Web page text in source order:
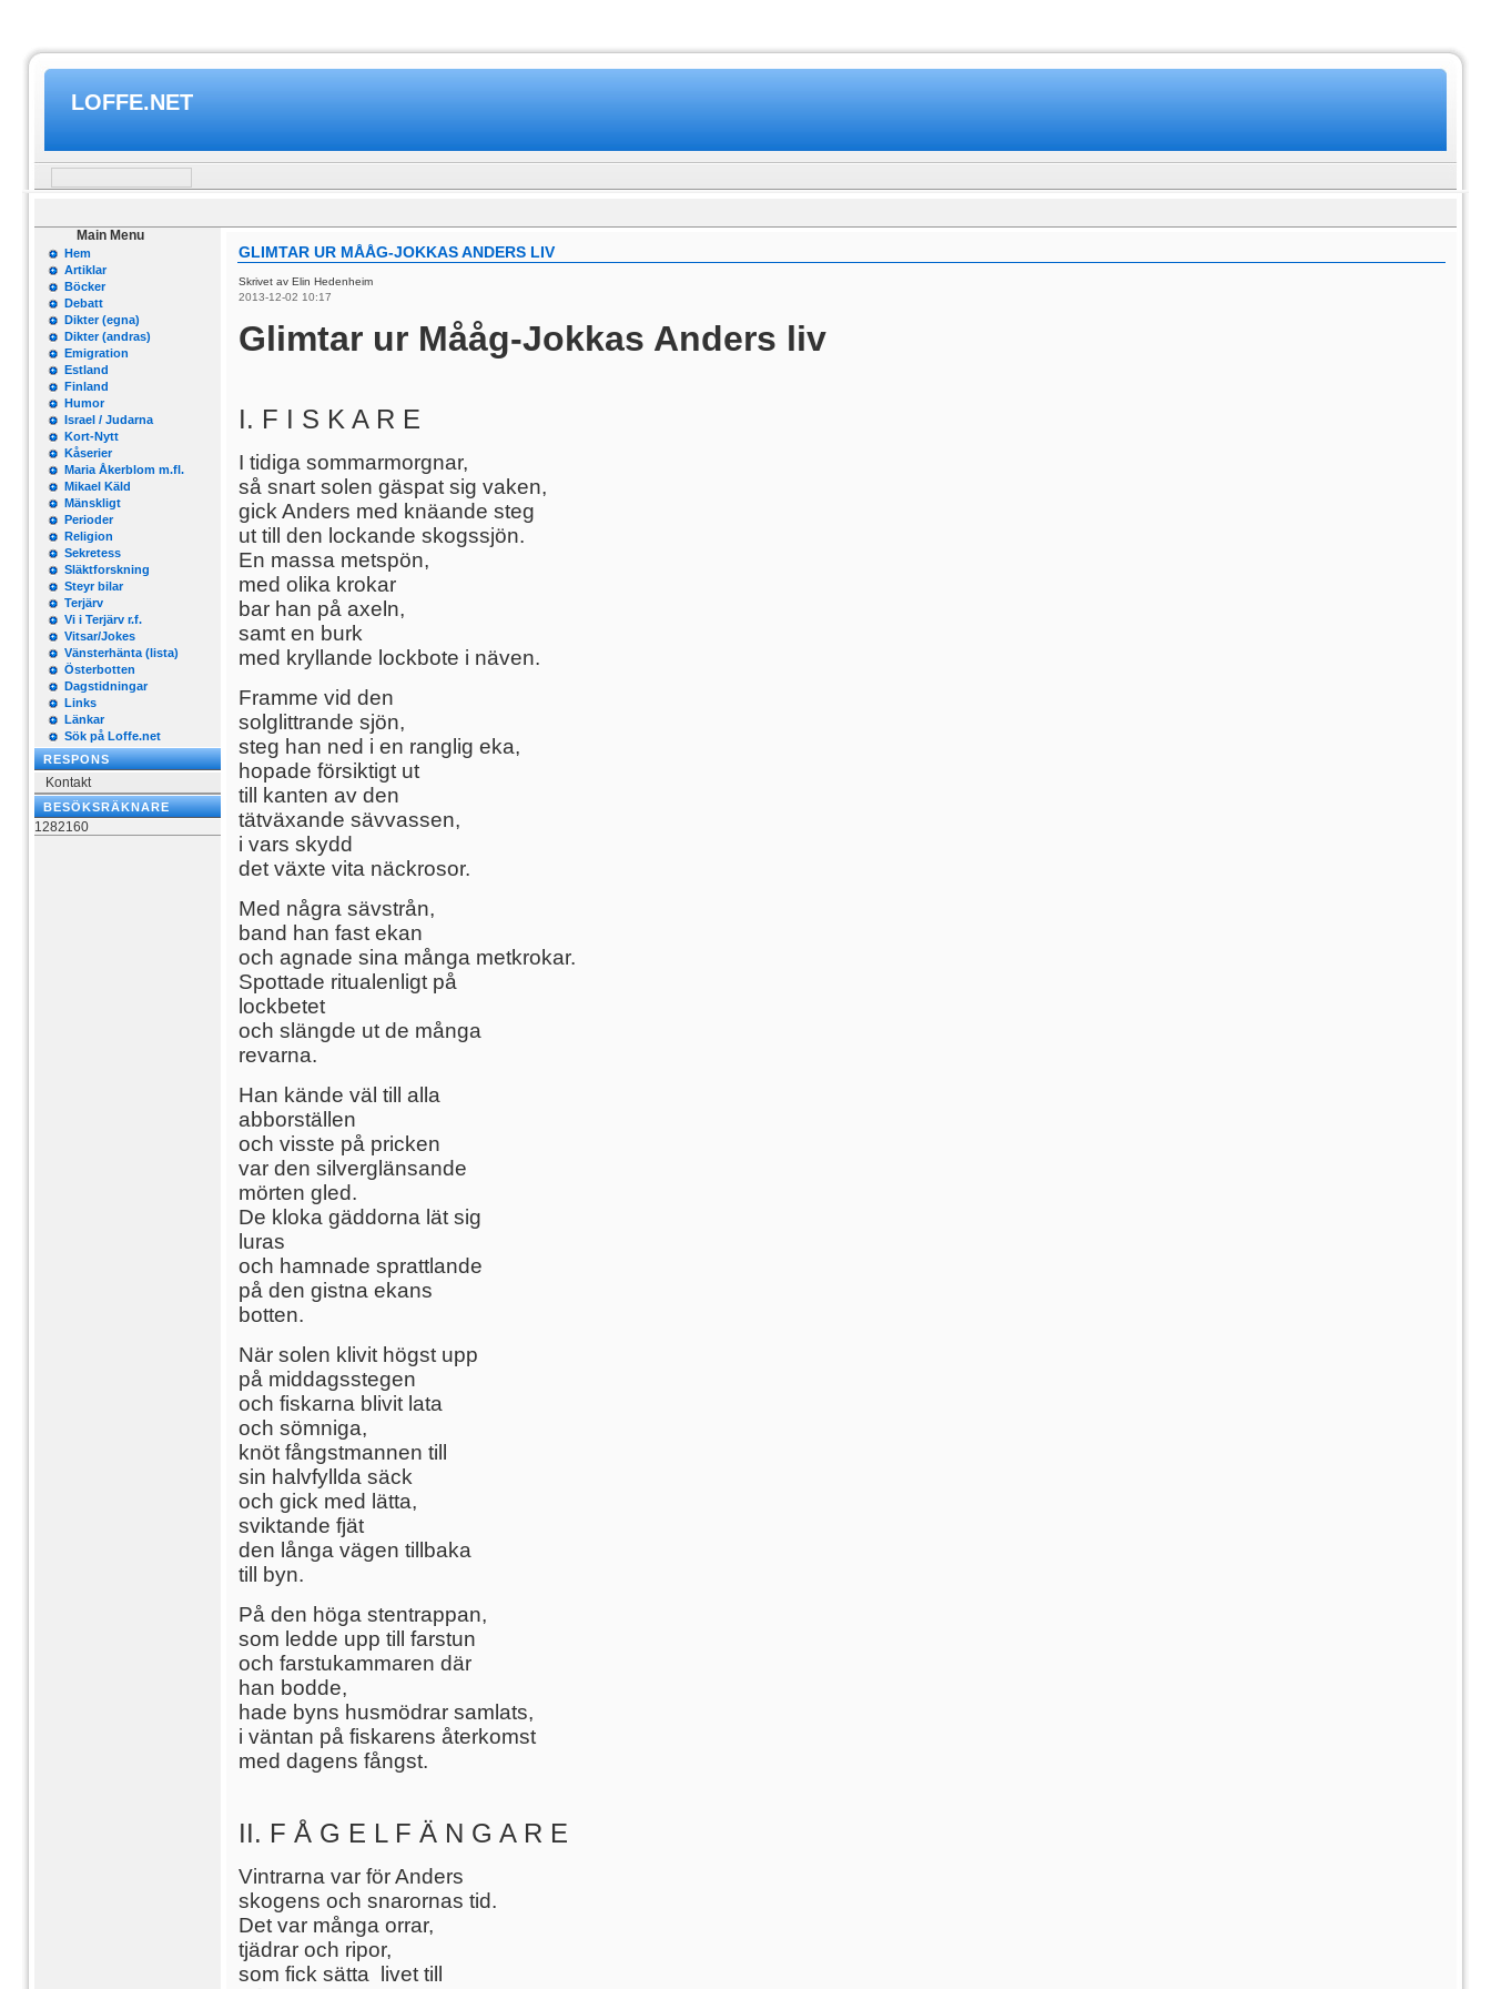
LOFFE.NET
Main Menu
Hem
Artiklar
Böcker
Debatt
Dikter (egna)
Dikter (andras)
Emigration
Estland
Finland
Humor
Israel / Judarna
Kort-Nytt
Kåserier
Maria Åkerblom m.fl.
Mikael Käld
Mänskligt
Perioder
Religion
Sekretess
Släktforskning
Steyr bilar
Terjärv
Vi i Terjärv r.f.
Vitsar/Jokes
Vänsterhänta (lista)
Österbotten
Dagstidningar
Links
Länkar
Sök på Loffe.net
RESPONS
Kontakt
BESÖKSRÄKNARE
1282160
GLIMTAR UR MÅÅG-JOKKAS ANDERS LIV
Skrivet av Elin Hedenheim
2013-12-02 10:17
Glimtar ur Mååg-Jokkas Anders liv
I. F I S K A R E
I tidiga sommarmorgnar,
så snart solen gäspat sig vaken,
gick Anders med knäande steg
ut till den lockande skogssjön.
En massa metspön,
med olika krokar
bar han på axeln,
samt en burk
med kryllande lockbote i näven.
Framme vid den
solglittrande sjön,
steg han ned i en ranglig eka,
hopade försiktigt ut
till kanten av den
tätväxande sävvassen,
i vars skydd
det växte vita näckrosor.
Med några sävstrån,
band han fast ekan
och agnade sina många metkrokar.
Spottade ritualenligt på
lockbetet
och slängde ut de många
revarna.
Han kände väl till alla
abborställen
och visste på pricken
var den silverglänsande
mörten gled.
De kloka gäddorna lät sig
luras
och hamnade sprattlande
på den gistna ekans
botten.
När solen klivit högst upp
på middagsstegen
och fiskarna blivit lata
och sömniga,
knöt fångstmannen till
sin halvfyllda säck
och gick med lätta,
sviktande fjät
den långa vägen tillbaka
till byn.
På den höga stentrappan,
som ledde upp till farstun
och farstukammaren där
han bodde,
hade byns husmödrar samlats,
i väntan på fiskarens återkomst
med dagens fångst.
II. F Å G E L F Ä N G A R E
Vintrarna var för Anders
skogens och snarornas tid.
Det var många orrar,
tjädrar och ripor,
som fick sätta livet till